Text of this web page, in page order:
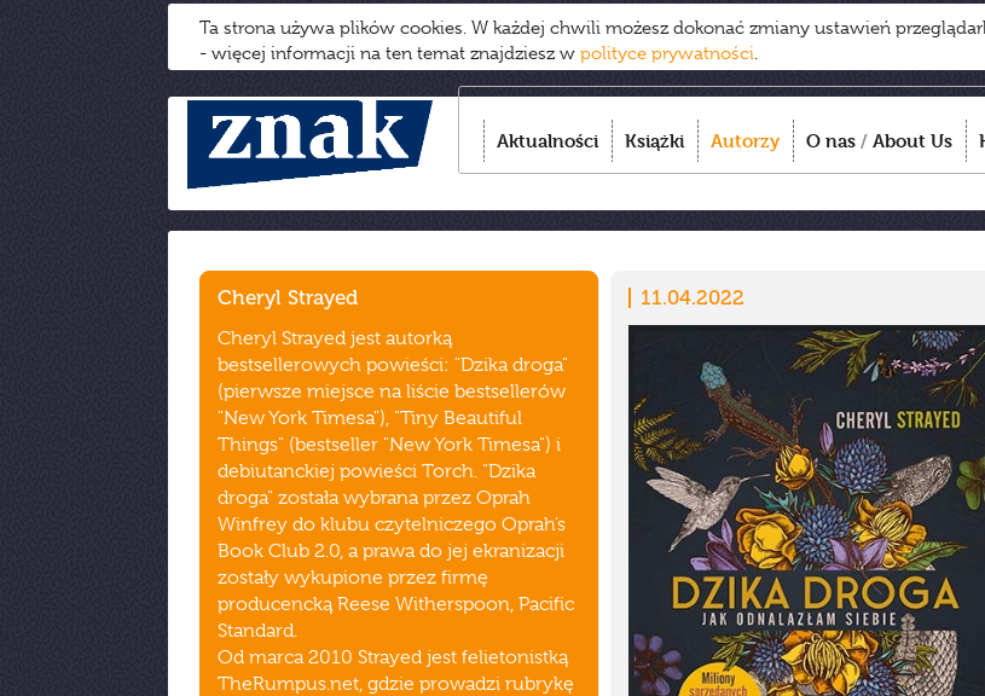
Ta strona używa plików cookies. W każdej chwili możesz dokonać zmiany ustawień
- więcej informacji na ten temat znajdziesz w polityce prywatności.
Aktualności Książki Autorzy O nas / About Us
Cheryl Strayed
Cheryl Strayed jest autorką
bestsellerowych powieści: "Dzika droga"
(pierwsze miejsce na liście bestsellerów
"New York Timesa"), "Tiny Beautiful
Things" (bestseller "New York Timesa") i
debiutanckiej powieści Torch. "Dzika
droga" została wybrana przez Oprah
Winfrey do klubu czytelniczego Oprah’s
Book Club 2.0, a prawa do jej ekranizacji
zostały wykupione przez firmę
producencką Reese Witherspoon, Pacific
Standard.
Od marca 2010 Strayed jest felietonistką
TheRumpus.net, gdzie prowadzi rubrykę
11.04.2022